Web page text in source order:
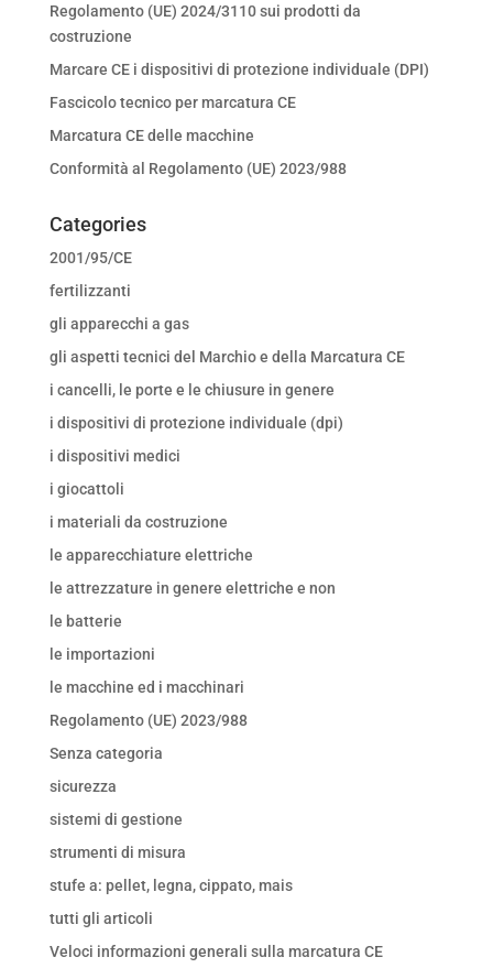
Regolamento (UE) 2024/3110 sui prodotti da
costruzione
Marcare CE i dispositivi di protezione individuale (DPI)
Fascicolo tecnico per marcatura CE
Marcatura CE delle macchine
Conformità al Regolamento (UE) 2023/988
Categories
2001/95/CE
fertilizzanti
gli apparecchi a gas
gli aspetti tecnici del Marchio e della Marcatura CE
i cancelli, le porte e le chiusure in genere
i dispositivi di protezione individuale (dpi)
i dispositivi medici
i giocattoli
i materiali da costruzione
le apparecchiature elettriche
le attrezzature in genere elettriche e non
le batterie
le importazioni
le macchine ed i macchinari
Regolamento (UE) 2023/988
Senza categoria
sicurezza
sistemi di gestione
strumenti di misura
stufe a: pellet, legna, cippato, mais
tutti gli articoli
Veloci informazioni generali sulla marcatura CE